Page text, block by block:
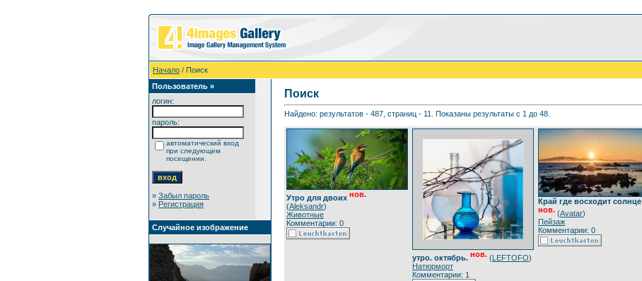
Начало / Поиск
Пользователь »
логин:
пароль:
автоматический вход
при следующем
посещении.
» Забыл пароль
» Регистрация
Случайное изображение
Поиск
Найдено: результатов - 487, страниц - 11. Показаны результаты с 1 до 48.
Утро для двоих нов.
(Aleksandr)
Животные
Комментарии: 0
утро. октябрь. нов. (LEFTOFO)
Натюрморт
Комментарии: 1
Край где восходит солнце
нов. (Avatar)
Пейзаж
Комментарии: 0